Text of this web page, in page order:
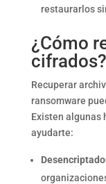
restaurarlos
¿Cómo
cifrados?
Recuperar
ransomware
Existen algunas
ayudarte: